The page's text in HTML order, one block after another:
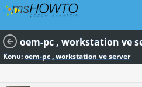
oem-pc , workstation ve
Konu:oem-pc , workstation ve server